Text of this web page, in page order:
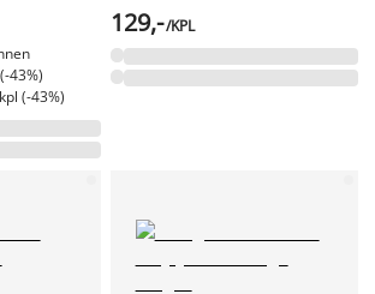
43%)
(-43%)
129,-/KPL